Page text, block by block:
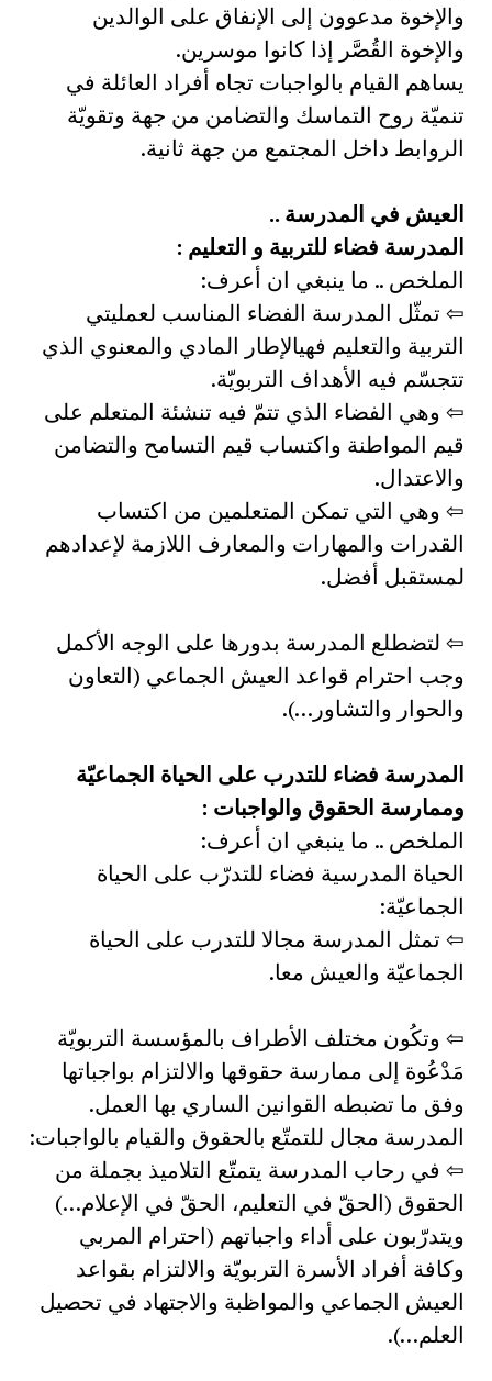
والإخوة مدعوون إلى الإنفاق على الوالدين
والإخوة القُصَّر إذا كانوا موسرين.
يساهم القيام بالواجبات تجاه أفراد العائلة في
تنميّة روح التماسك والتضامن من جهة وتقويّة
الروابط داخل المجتمع من جهة ثانية.
العيش في المدرسة ..
المدرسة فضاء للتربية و التعليم :
الملخص .. ما ينبغي ان أعرف:
⇦ تمثّل المدرسة الفضاء المناسب لعمليتي
التربية والتعليم فهيالإطار المادي والمعنوي الذي
تتجسّم فيه الأهداف التربويّة.
⇦ وهي الفضاء الذي تتمّ فيه تنشئة المتعلم على
قيم المواطنة واكتساب قيم التسامح والتضامن
والاعتدال.
⇦ وهي التي تمكن المتعلمين من اكتساب
القدرات والمهارات والمعارف اللازمة لإعدادهم
لمستقبل أفضل.
⇦ لتضطلع المدرسة بدورها على الوجه الأكمل
وجب احترام قواعد العيش الجماعي (التعاون
والحوار والتشاور…).
المدرسة فضاء للتدرب على الحياة الجماعيّة
وممارسة الحقوق والواجبات :
الملخص .. ما ينبغي ان أعرف:
الحياة المدرسية فضاء للتدرّب على الحياة
الجماعيّة:
⇦ تمثل المدرسة مجالا للتدرب على الحياة
الجماعيّة والعيش معا.
⇦ وتكُون مختلف الأطراف بالمؤسسة التربويّة
مَدْعُوة إلى ممارسة حقوقها والالتزام بواجباتها
وفق ما تضبطه القوانين الساري بها العمل.
المدرسة مجال للتمتّع بالحقوق والقيام بالواجبات:
⇦ في رحاب المدرسة يتمتّع التلاميذ بجملة من
الحقوق (الحقّ في التعليم، الحقّ في الإعلام…)
ويتدرّبون على أداء واجباتهم (احترام المربي
وكافة أفراد الأسرة التربويّة والالتزام بقواعد
العيش الجماعي والمواظبة والاجتهاد في تحصيل
العلم…).